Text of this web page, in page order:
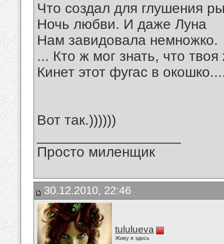
Что создал для глушения
Ночь любви. И даже Луна
Нам завидовала немножко.
... Кто ж мог знать, что
Кинет этот фугас в
Вот так.))))))
Просто миленщик
30.12.2010, 22:46
tululueva
Живу я здесь